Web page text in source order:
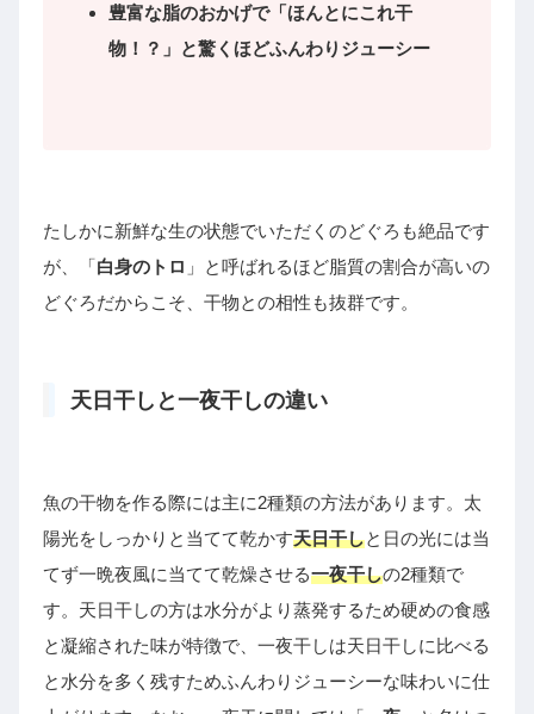
豊富な脂のおかげで「ほんとにこれ干
物！？」と驚くほどふんわりジューシー
たしかに新鮮な生の状態でいただくのどぐろも絶品です
が、「白身のトロ 」と呼ばれるほど脂質の割合が高いの
どぐろだからこそ、干物との相性も抜群です。
天日干しと一夜干しの違い
魚の干物を作る際には主に2種類の方法があります。太
陽光をしっかりと当てて乾かす天日干しと日の光には当
てず一晩夜風に当てて乾燥させる一夜干しの2種類で
す。天日干しの方は水分がより蒸発するため硬めの食感
と凝縮された味が特徴で、一夜干しは天日干しに比べる
と水分を多く残すためふんわりジューシーな味わいに仕